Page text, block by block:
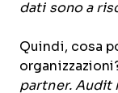
dati sono a
Quindi, cosa
partner. Audit